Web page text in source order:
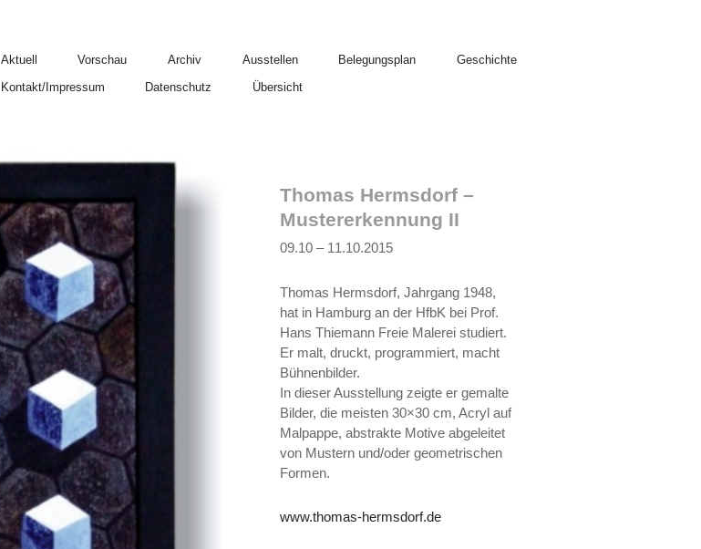
Aktuell Vorschau Archiv Ausstellen Belegungsplan
Geschichte
Kontakt/Impressum
Datenschutz Übersicht
Thomas Hermsdorf –
Mustererkennung II
09.10 – 11.10.2015
Thomas Hermsdorf, Jahrgang 1948,
hat in Hamburg an der HfbK bei Prof.
Hans Thiemann Freie Malerei studiert.
Er malt, druckt, programmiert, macht
Bühnenbilder.
In dieser Ausstellung zeigte er gemalte
Bilder, die meisten 30×30 cm, Acryl auf
Malpappe, abstrakte Motive abgeleitet
von Mustern und/oder geometrischen
Formen.
www.thomas-hermsdorf.de